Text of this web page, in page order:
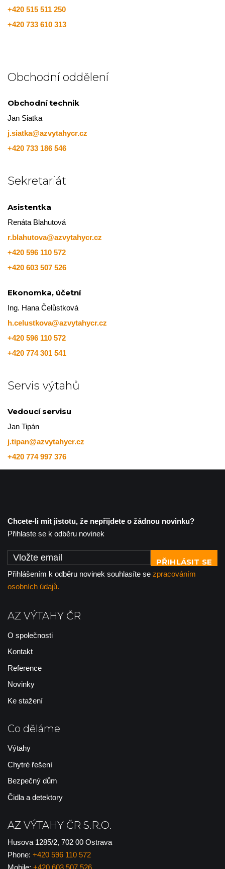
+420 515 511 250
+420 733 610 313
Obchodní oddělení
Obchodní technik
Jan Siatka
j.siatka@azvytahycr.cz
+420 733 186 546
Sekretariát
Asistentka
Renáta Blahutová
r.blahutova@azvytahycr.cz
+420 596 110 572
+420 603 507 526
Ekonomka, účetní
Ing. Hana Čelůstková
h.celustkova@azvytahycr.cz
+420 596 110 572
+420 774 301 541
Servis výtahů
Vedoucí servisu
Jan Tipán
j.tipan@azvytahycr.cz
+420 774 997 376
Chcete-li mít jistotu, že nepřijdete o žádnou novinku?
Přihlaste se k odběru novinek
PŘIHLÁSIT SE
Přihlášením k odběru novinek souhlasíte se zpracováním
osobních údajů.
AZ VÝTAHY ČR
O společnosti
Kontakt
Reference
Novinky
Ke stažení
Co děláme
Výtahy
Chytré řešení
Bezpečný dům
Čidla a detektory
AZ VÝTAHY ČR S.R.O.
Husova 1285/2, 702 00 Ostrava
Phone: +420 596 110 572
Mobile: +420 603 507 526